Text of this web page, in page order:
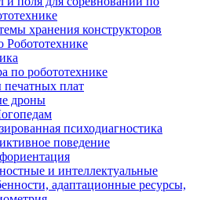
хранения конструкторов
Робототехнике
по робототехнике
плат
дроны
психодиагностика
поведение
и интеллектуальные
адаптационные ресурсы,